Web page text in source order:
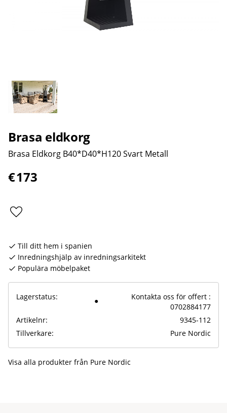
Brasa eldkorg
Brasa Eldkorg B40*D40*H120 Svart Metall
€173
Lägg till i favoriter
Till ditt hem i spanien
Inredningshjälp av inredningsarkitekt
Populära möbelpaket
Lagerstatus
Kontakta oss för offert :
0702884177
Artikelnr
9345-112
Tillverkare
Pure Nordic
Visa alla produkter från Pure Nordic